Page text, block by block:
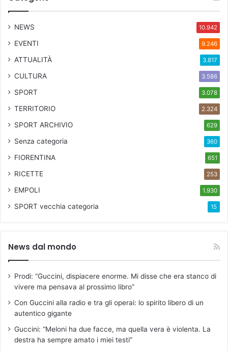
NEWS 10.942
EVENTI 9.246
ATTUALITÀ 3.817
CULTURA 3.586
SPORT 3.078
TERRITORIO 2.324
SPORT ARCHIVIO 629
Senza categoria 360
FIORENTINA 651
RICETTE 253
EMPOLI 1.930
SPORT vecchia categoria 15
News dal mondo
Prodi: “Guccini, dispiacere enorme. Mi disse che era stanco di
vivere ma pensava al prossimo libro”
Con Guccini alla radio e tra gli operai: lo spirito libero di un
autentico gigante
Guccini: “Meloni ha due facce, ma quella vera è violenta. La
destra ha sempre amato i miei testi”